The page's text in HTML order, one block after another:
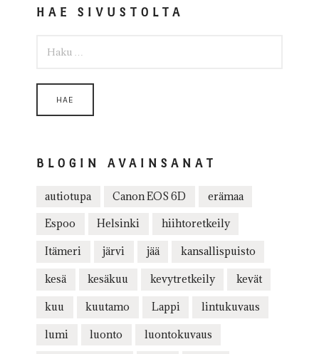
HAE SIVUSTOLTA
BLOGIN AVAINSANAT
autiotupa Canon EOS 6D erämaa
Espoo Helsinki hiihtoretkeily
Itämeri järvi jää kansallispuisto
kesä kesäkuu kevytretkeily kevät
kuu kuutamo Lappi lintukuvaus
lumi luonto luontokuvaus